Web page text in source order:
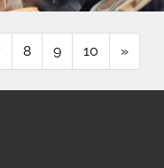
8 9 10 »